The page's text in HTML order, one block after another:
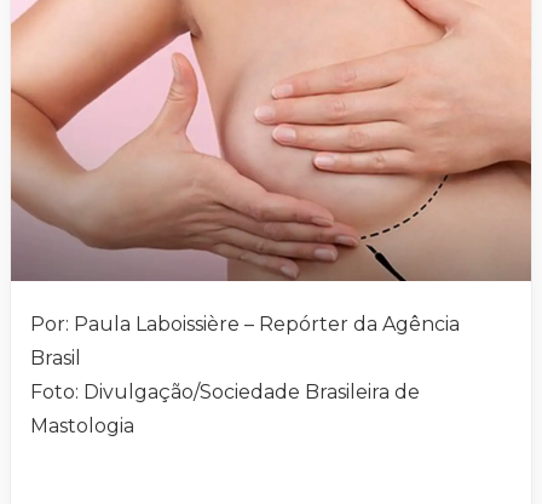
Por: Paula Laboissière – Repórter da Agência
Brasil
Foto: Divulgação/Sociedade Brasileira de
Mastologia